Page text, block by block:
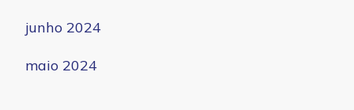
junho 2024
maio 2024